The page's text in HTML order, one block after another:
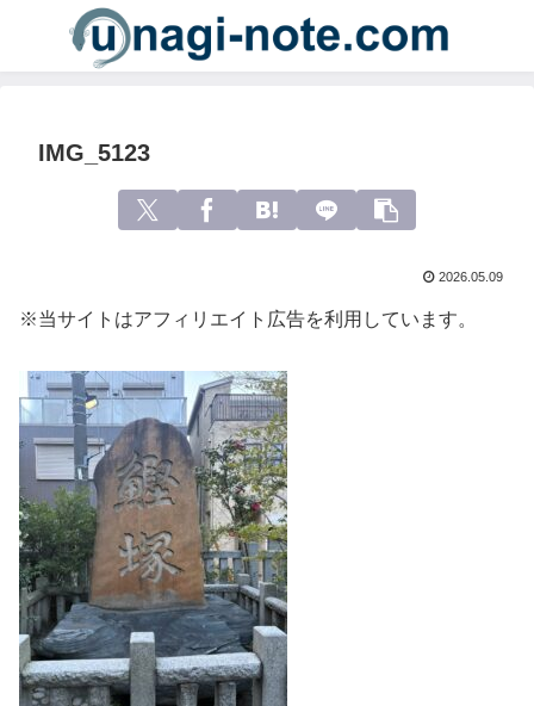
IMG_5123
2026.05.09
※当サイトはアフィリエイト広告を利用しています。